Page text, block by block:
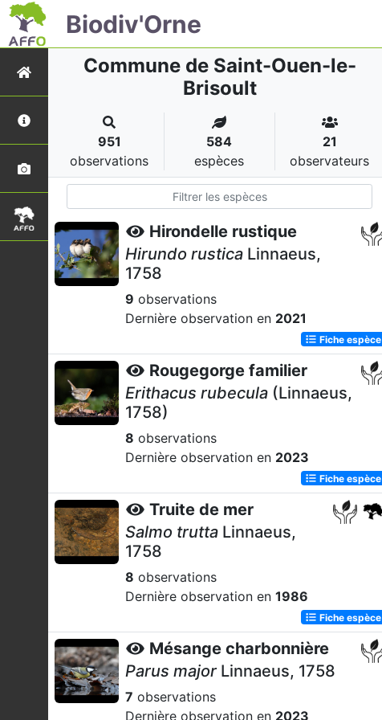
Biodiv'Orne
Commune de Saint-Ouen-le-
Brisoult
951
observations
584
espèces
21
observateurs
Hirondelle rustique
Hirundo rustica Linnaeus,
1758
9 observations
Dernière observation en 2021
Fiche espèce
Rougegorge familier
Erithacus rubecula (Linnaeus,
1758)
8 observations
Dernière observation en 2023
Fiche espèce
Truite de mer
Salmo trutta Linnaeus,
1758
8 observations
Dernière observation en 1986
Fiche espèce
Mésange charbonnière
Parus major Linnaeus, 1758
7 observations
Dernière observation en 2023